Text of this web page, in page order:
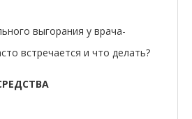
выгорания у врача-
встречается и что делать?